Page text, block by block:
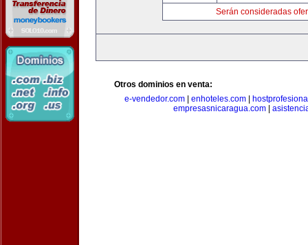
Serán consideradas
Otros dominios en venta:
e-vendedor.com| enhoteles.com|
empresasnicaragua.com